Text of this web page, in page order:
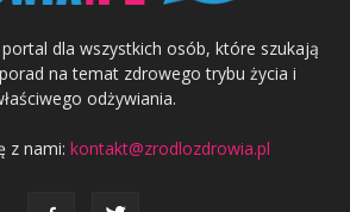
dla wszystkich osób, które szukają
na temat zdrowego trybu życia i
odżywiania.
z nami: kontakt@zrodlozdrowia.pl